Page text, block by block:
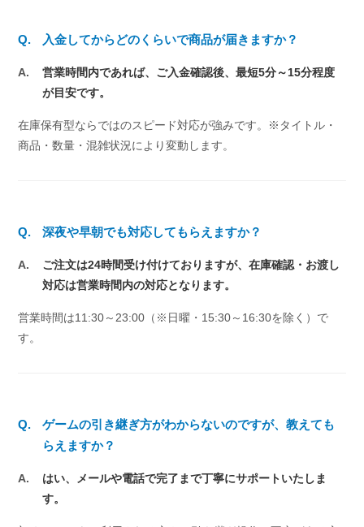
Q. 入金してからどのくらいで商品が届きますか？
A.
営業時間内であれば、ご入金確認後、最短5分～15分程度
が目安です。
在庫保有型ならではのスピード対応が強みです。※タイトル・
商品・数量・混雑状況により変動します。
Q. 深夜や早朝でも対応してもらえますか？
A.
ご注文は24時間受け付けておりますが、在庫確認・お渡し
対応は営業時間内の対応となります。
営業時間は11:30～23:00（※日曜・15:30～16:30を除く）で
す。
Q.
ゲームの引き継ぎ方がわからないのですが、教えても
らえますか？
A.
はい、メールや電話で完了まで丁寧にサポートいたしま
す。